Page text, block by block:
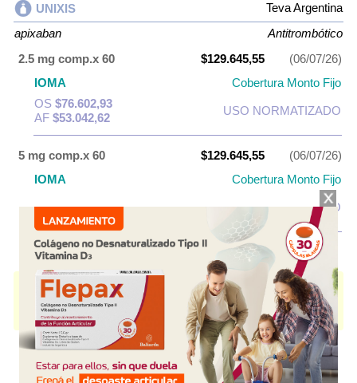
UNIXIS
Teva Argentina
apixaban
Antitrombótico
2.5 mg comp.x 60
$129.645,55
(06/07/26)
IOMA
Cobertura Monto Fijo
OS $76.602,93
AF $53.042,62
USO NORMATIZADO
5 mg comp.x 60 $129.645,55
(06/07/26)
IOMA
Cobertura Monto Fijo
AF$53.042,62
USO NORMATIZADO
UNIXIScontieneapixaban y se indica comoAntitrombótico. Es
producido porTeva Argentina
y cuenta con 2 presentaciones
disponibles.
Otros productos conapixaban